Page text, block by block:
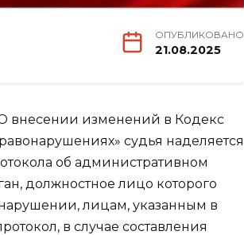
ОПУБЛИКОВАНО
21.08.2025
внесении изменений в Кодекс
судья наделяется
об административном
должностное лицо которого
лицам, указанным в
в случае составления